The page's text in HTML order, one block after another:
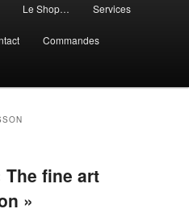
Le Shop… Services
Commandes
The fine art
»